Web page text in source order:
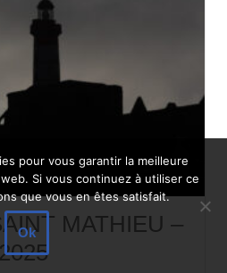
MATHIEU –
pour vous garantir la meilleure
Si vous continuez à utiliser ce
que vous en êtes satisfait.
Ok